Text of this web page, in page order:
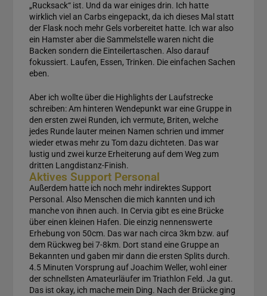
„Rucksack“ ist. Und da war einiges drin. Ich hatte
wirklich viel an Carbs eingepackt, da ich dieses Mal statt
der Flask noch mehr Gels vorbereitet hatte. Ich war also
ein Hamster aber die Sammelstelle waren nicht die
Backen sondern die Einteilertaschen. Also darauf
fokussiert. Laufen, Essen, Trinken. Die einfachen Sachen
eben.
Aber ich wollte über die Highlights der Laufstrecke
schreiben: Am hinteren Wendepunkt war eine Gruppe in
den ersten zwei Runden, ich vermute, Briten, welche
jedes Runde lauter meinen Namen schrien und immer
wieder etwas mehr zu Tom dazu dichteten. Das war
lustig und zwei kurze Erheiterung auf dem Weg zum
dritten Langdistanz-Finish.
Aktives Support Personal
Außerdem hatte ich noch mehr indirektes Support
Personal. Also Menschen die mich kannten und ich
manche von ihnen auch. In Cervia gibt es eine Brücke
über einen kleinen Hafen. Die einzig nennenswerte
Erhebung von 50cm. Das war nach circa 3km bzw. auf
dem Rückweg bei 7-8km. Dort stand eine Gruppe an
Bekannten und gaben mir dann die ersten Splits durch.
4.5 Minuten Vorsprung auf Joachim Weller, wohl einer
der schnellsten Amateurläufer im Triathlon Feld. Ja gut.
Das ist okay, ich mache mein Ding. Nach der Brücke ging